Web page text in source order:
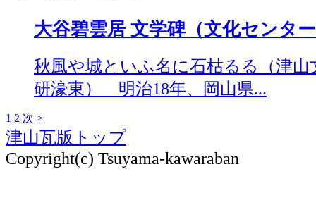
大谷碧雲居 文学碑（文化センタ
秋風や城といふ名に石枯るる（津
研濠東） 明治18年、岡山県...
1 2 次 >
津山瓦版トップ
Copyright(c) Tsuyama-kawaraban